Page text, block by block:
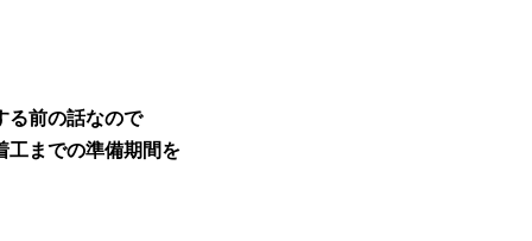
る前の話なので
工までの準備期間を